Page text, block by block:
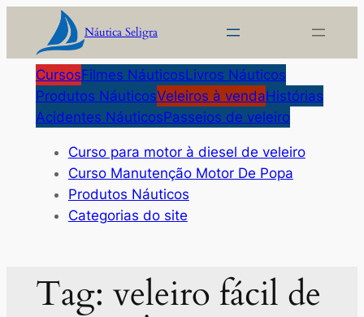
o
conteúdo
Náutica Seligra
CursosFilmes NáuticosLivros Náuticos
Produtos NáuticosVeleiros à vendaHistórias
Acidentes NáuticosPasseios de veleiro
Curso para motor à diesel de veleiro
Curso Manutenção Motor De Popa
Produtos Náuticos
Categorias do site
Tag: veleiro fácil de